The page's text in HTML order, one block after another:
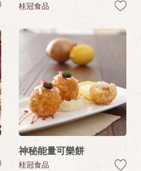
桂冠食品
神秘能量可樂餅
桂冠食品